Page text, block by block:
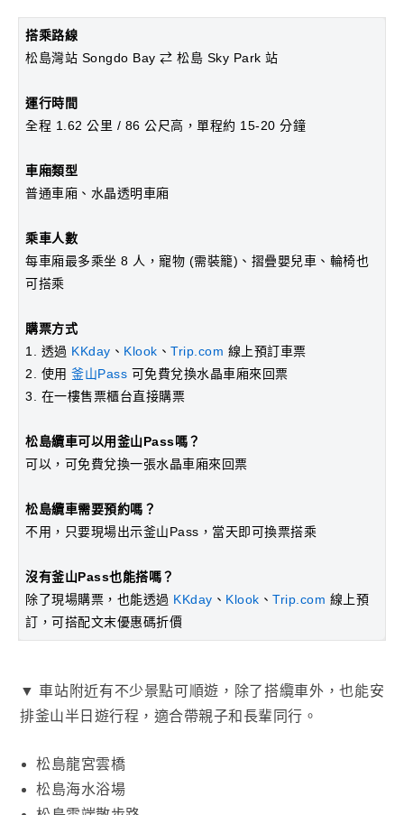
搭乘路線
松島灣站 Songdo Bay ⇄ 松島 Sky Park 站
運行時間
全程 1.62 公里 / 86 公尺高，單程約 15-20 分鐘
車廂類型
普通車廂、水晶透明車廂
乘車人數
每車廂最多乘坐 8 人，寵物 (需裝籠)、摺疊嬰兒車、輪椅也
可搭乘
購票方式
1. 透過 KKday 、 Klook 、 Trip.com 線上預訂車票
2. 使用 釜山Pass 可免費兌換水晶車廂來回票
3. 在一樓售票櫃台直接購票
松島纜車可以用釜山Pass嗎？
可以，可免費兌換一張水晶車廂來回票
松島纜車需要預約嗎？
不用，只要現場出示釜山Pass，當天即可換票搭乘
沒有釜山Pass也能搭嗎？
除了現場購票，也能透過 KKday 、 Klook 、 Trip.com 線上預
訂，可搭配文末優惠碼折價
▼ 車站附近有不少景點可順遊，除了搭纜車外，也能安
排釜山半日遊行程，適合帶親子和長輩同行。
松島龍宮雲橋
松島海水浴場